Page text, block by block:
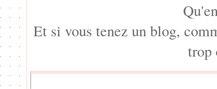
Et si vous tenez un blog,
trop